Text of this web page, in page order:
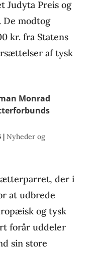
Judyta Preis og
De modtog
kr. fra Statens
af tysk
Monrad
| Nyheder og
der i
at udbrede
og tysk
forår uddeler
sin store